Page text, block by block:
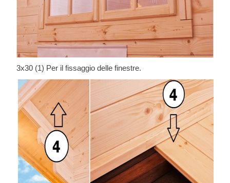
3x30 (1) Per il fissaggio delle finestre.